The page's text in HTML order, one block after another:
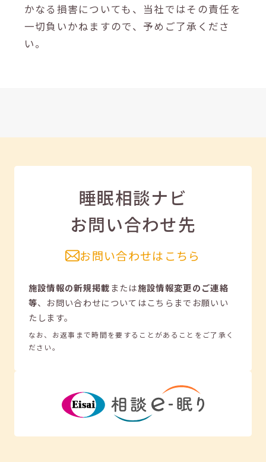
かなる損害についても、当社ではその責任を
一切負いかねますので、予めご了承くださ
い。
睡眠相談ナビ
お問い合わせ先
お問い合わせはこちら
施設情報の新規掲載または施設情報変更のご連絡
等、 お問い合わせについてはこちらまでお願いい
たします。
なお、お返事まで時間を要することがあることをご了承く
ださい。